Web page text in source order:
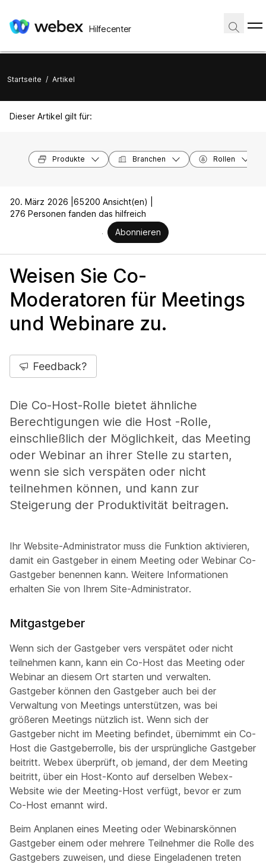
Hilfecenter
Startseite / Artikel
Dieser Artikel gilt für:
Produkte Branchen Rollen
20. März 2026 | 65200 Ansicht(en) |
276 Personen fanden das hilfreich
Abonnieren
Weisen Sie Co-
Moderatoren für Meetings
und Webinare zu.
Feedback?
Die Co-Host-Rolle bietet ähnliche
Berechtigungen wie die Host -Rolle,
einschließlich der Möglichkeit, das Meeting
oder Webinar an ihrer Stelle zu starten,
wenn sie sich verspäten oder nicht
teilnehmen können, und kann zur
Steigerung der Produktivität beitragen.
Ihr Website-Administrator muss die Funktion aktivieren,
damit ein Gastgeber in einem Meeting oder Webinar Co-
Gastgeber benennen kann. Weitere Informationen
erhalten Sie von Ihrem Site-Administrator.
Mitgastgeber
Wenn sich der Gastgeber vers verspätet oder nicht
teilnehmen kann, kann ein Co-Host das Meeting oder
Webinar an diesem Ort starten und verwalten.
Gastgeber können den Gastgeber auch bei der
Verwaltung von Meetings unterstützen, was bei
größeren Meetings nützlich ist. Wenn sich der
Gastgeber nicht im Meeting befindet, übernimmt ein Co-
Host die Gastgeberrolle, bis der ursprüngliche Gastgeber
beitritt. Webex überprüft, ob jemand, der dem Meeting
beitritt, über ein Host-Konto auf derselben Webex-
Website wie der Meeting-Host verfügt, bevor er zum
Co-Host ernannt wird.
Beim Anplanen eines Meeting oder Webinarskönnen
Gastgeber einem oder mehrere Teilnehmer die Rolle des
Gastgebers zuweisen, und diese Eingeladenen treten